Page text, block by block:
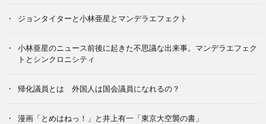
ジョンタイターと小林亜星とマンデラエフェクト
小林亜星のニュース前後に起きた不思議な出来事。マンデラエフェク
トとシンクロニシティ
帰化議員とは 外国人は国会議員になれるの？
漫画「とめはねっ！」と井上有一「東京大空襲の書」